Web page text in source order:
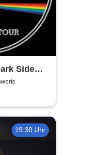
Side
19:30 Uhr